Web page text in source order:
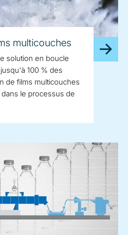
multicouches
solution en boucle
100 % des
de films multicouches
le processus de